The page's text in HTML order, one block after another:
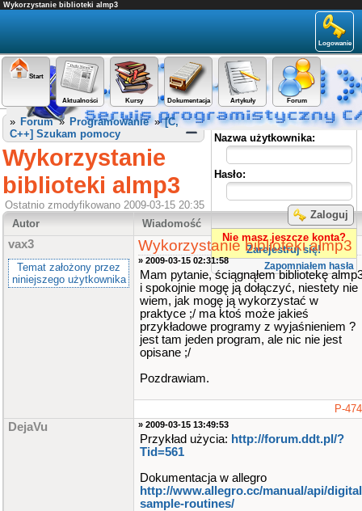
Wykorzystanie biblioteki almp3
Logowanie
Start
Aktualności Kursy Dokumentacja Artykuły Forum
Panel użytkownika
Nazwa użytkownika:
Hasło:
Zaloguj
Nie masz jeszcze konta?
Zarejestruj się!
Zapomniałem hasła
» Forum» Programowanie»[C,
C++] Szukam pomocy
Wykorzystanie
biblioteki almp3
Ostatnio zmodyfikowano 2009-03-15 20:35
Autor
Wiadomość
vax3
Temat założony przez
niniejszego użytkownika
Wykorzystanie biblioteki almp3
» 2009-03-15 02:31:58
Mam pytanie, ściągnąłem bibliotekę
i spokojnie mogę ją dołączyć, niestety nie
wiem, jak mogę ją wykorzystać w
praktyce ;/ ma ktoś może jakieś
przykładowe programy z wyjaśnieniem ?
jest tam jeden program, ale nic nie jest
opisane ;/
Pozdrawiam.
P-
DejaVu » 2009-03-15 13:49:53
Przykład użycia: http://forum.ddt.pl/?
Tid=561
Dokumentacja w allegro
http://www.allegro.cc/manual/api/
sample-routines/